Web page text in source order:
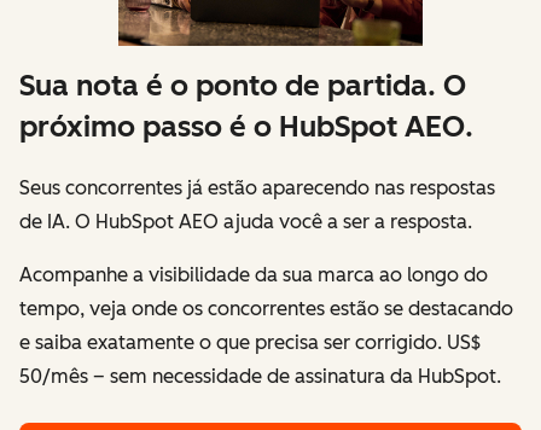
Sua nota é o ponto de partida. O
próximo passo é o HubSpot AEO.
Seus concorrentes já estão aparecendo nas respostas
de IA. O HubSpot AEO ajuda você a ser a resposta.
Acompanhe a visibilidade da sua marca ao longo do
tempo, veja onde os concorrentes estão se destacando
e saiba exatamente o que precisa ser corrigido. US$
50/mês – sem necessidade de assinatura da HubSpot.